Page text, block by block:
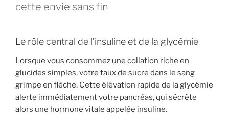
cette envie sans fin
Le rôle central de l’insuline et de la glycémie
Lorsque vous consommez une collation riche en
glucides simples, votre taux de sucre dans le sang
grimpe en flèche. Cette élévation rapide de la glycémie
alerte immédiatement votre pancréas, qui sécrète
alors une hormone vitale appelée insuline.